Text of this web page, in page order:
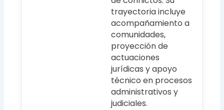
trayectoria incluye
acompañamiento a
comunidades,
proyección de
actuaciones
jurídicas y apoyo
técnico en procesos
administrativos y
judiciales.